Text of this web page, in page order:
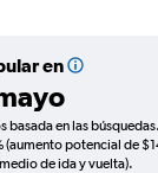
en
basada en las
(aumento potencial de
de ida y vuelta).